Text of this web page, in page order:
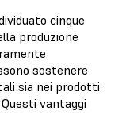
cinque
produzione
sostenere
sia nei prodotti
vantaggi